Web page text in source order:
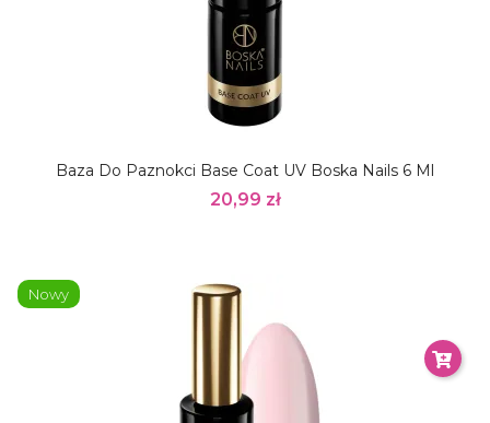
Baza Do Paznokci Base Coat UV Boska Nails 6 Ml
20,99 zł
Nowy